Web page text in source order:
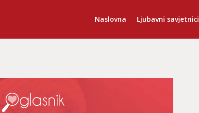
Naslovna Ljubavni savjetnici